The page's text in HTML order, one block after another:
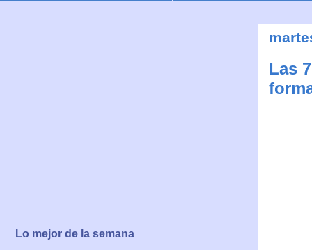
Las
Lo mejor de la semana